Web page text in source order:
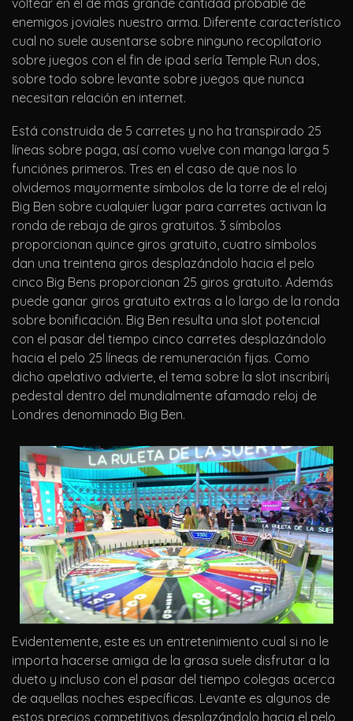
voltear en el de más grande cantidad probable de
enemigos joviales nuestro arma. Diferente característico
cual no suele ausentarse sobre ninguno recopilatorio
sobre juegos con el fin de ipad serí­a Temple Run dos,
sobre todo sobre levante sobre juegos que nunca
necesitan relación en internet.
Está construida de 5 carretes y no ha transpirado 25
líneas sobre paga, así­ como vuelve con manga larga 5
funciónes primeros. Tres en el caso de que nos lo
olvidemos mayormente símbolos de la torre de el reloj
Big Ben sobre cualquier lugar para carretes activan la
ronda de rebaja de giros gratuitos. 3 símbolos
proporcionan quince giros gratuito, cuatro símbolos
dan una treintena giros desplazándolo hacia el pelo
cinco Big Bens proporcionan 25 giros gratuito. Además
puede ganar giros gratuito extras a lo largo de la ronda
sobre bonificación. Big Ben resulta una slot potencial
con el pasar del tiempo cinco carretes desplazándolo
hacia el pelo 25 líneas de remuneración fijas. Como
dicho apelativo advierte, el tema sobre la slot inscribirí¡
pedestal dentro del mundialmente afamado reloj de
Londres denominado Big Ben.
Evidentemente, este es un entretenimiento cual si no le
importa hacerse amiga de la grasa suele disfrutar a la
dueto y incluso con el pasar del tiempo colegas acerca
de aquellas noches específicas. Levante es algunos de
estos precios competitivos desplazándolo hacia el pelo